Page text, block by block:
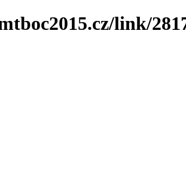
link/